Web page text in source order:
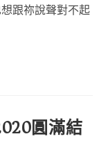
跟祢說聲對不起
圓滿結